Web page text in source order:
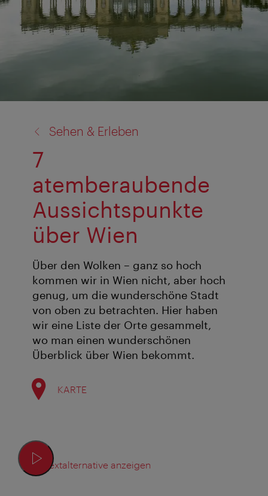
Sehen & Erleben
7
atemberaubende
Aussichtspunkte
über Wien
Über den Wolken – ganz so hoch
kommen wir in Wien nicht, aber hoch
genug, um die wunderschöne Stadt
von oben zu betrachten. Hier haben
wir eine Liste der Orte gesammelt,
wo man einen wunderschönen
Überblick über Wien bekommt.
KARTE
Textalternative anzeigen